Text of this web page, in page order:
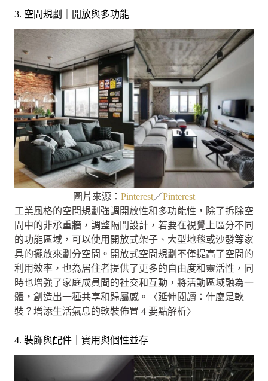
3. 空間規劃｜開放與多功能
圖片來源： Pinterest／Pinterest
工業風格的空間規劃強調開放性和多功能性，除了拆除空
間中的非承重牆，調整隔間設計，若要在視覺上區分不同
的功能區域，可以使用開放式架子、大型地毯或沙發等家
具的擺放來劃分空間。開放式空間規劃不僅提高了空間的
利用效率，也為居住者提供了更多的自由度和靈活性，同
時也增強了家庭成員間的社交和互動，將活動區域融為一
體，創造出一種共享和歸屬感。〈延伸閱讀：什麼是軟
裝？增添生活氣息的軟裝佈置 4 要點解析〉
4. 裝飾與配件｜實用與個性並存